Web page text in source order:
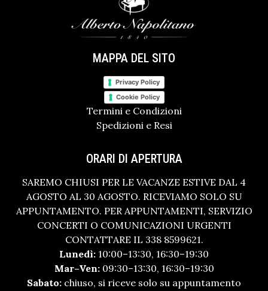
MAPPA DEL SITO
Privacy Policy
Cookie Policy
Termini e Condizioni
Spedizioni e Resi
ORARI DI APERTURA
SAREMO CHIUSI PER LE VACANZE ESTIVE DAL 4
AGOSTO AL 30 AGOSTO. RICEVIAMO SOLO SU
APPUNTAMENTO. PER APPUNTAMENTI, SERVIZIO
CONCERTI O COMUNICAZIONI URGENTI
CONTATTARE IL 338 8599621.
Lunedì: 10:00–13:30, 16:30–19:30
Mar–Ven:09:30–13:30, 16:30–19:30
Sabato: chiuso, si riceve solo su appuntamento